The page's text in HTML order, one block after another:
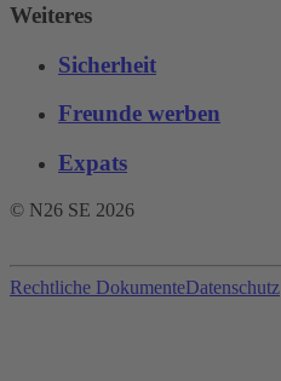
Weiteres
Sicherheit
Freunde werben
Expats
© N26 SE 2026
Rechtliche DokumenteDatenschutz